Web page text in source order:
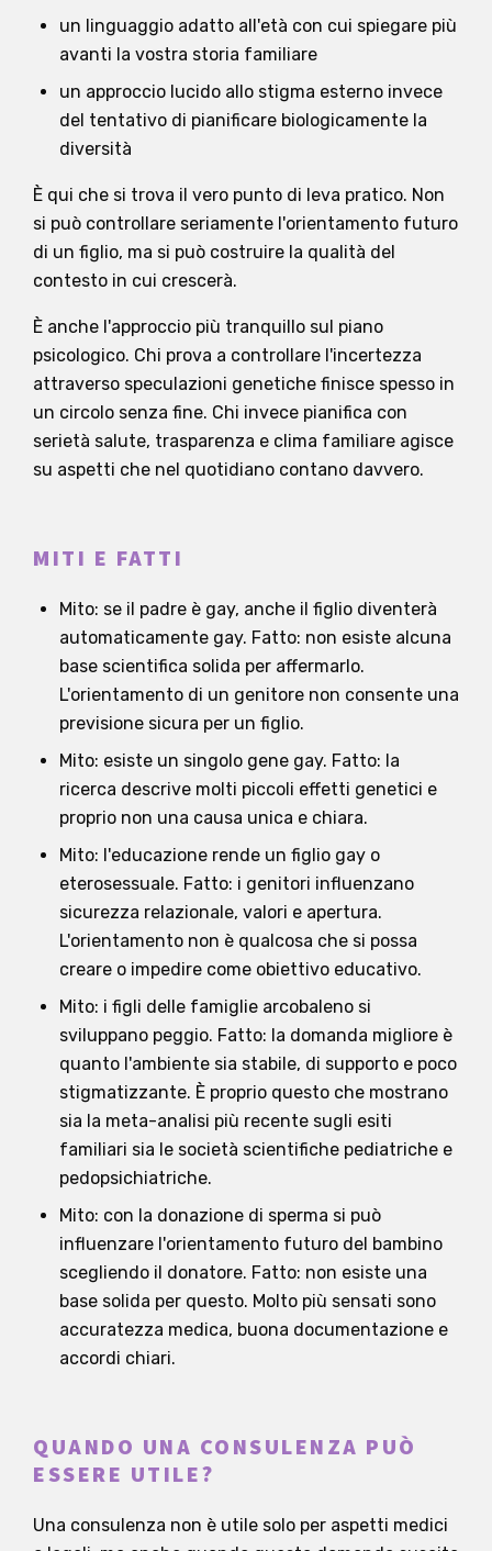
un linguaggio adatto all'età con cui spiegare più
avanti la vostra storia familiare
un approccio lucido allo stigma esterno invece
del tentativo di pianificare biologicamente la
diversità
È qui che si trova il vero punto di leva pratico. Non
si può controllare seriamente l'orientamento futuro
di un figlio, ma si può costruire la qualità del
contesto in cui crescerà.
È anche l'approccio più tranquillo sul piano
psicologico. Chi prova a controllare l'incertezza
attraverso speculazioni genetiche finisce spesso in
un circolo senza fine. Chi invece pianifica con
serietà salute, trasparenza e clima familiare agisce
su aspetti che nel quotidiano contano davvero.
MITI E FATTI
Mito: se il padre è gay, anche il figlio diventerà
automaticamente gay. Fatto: non esiste alcuna
base scientifica solida per affermarlo.
L'orientamento di un genitore non consente una
previsione sicura per un figlio.
Mito: esiste un singolo gene gay. Fatto: la
ricerca descrive molti piccoli effetti genetici e
proprio non una causa unica e chiara.
Mito: l'educazione rende un figlio gay o
eterosessuale. Fatto: i genitori influenzano
sicurezza relazionale, valori e apertura.
L'orientamento non è qualcosa che si possa
creare o impedire come obiettivo educativo.
Mito: i figli delle famiglie arcobaleno si
sviluppano peggio. Fatto: la domanda migliore è
quanto l'ambiente sia stabile, di supporto e poco
stigmatizzante. È proprio questo che mostrano
sia la meta-analisi più recente sugli esiti
familiari sia le società scientifiche pediatriche e
pedopsichiatriche.
Mito: con la donazione di sperma si può
influenzare l'orientamento futuro del bambino
scegliendo il donatore. Fatto: non esiste una
base solida per questo. Molto più sensati sono
accuratezza medica, buona documentazione e
accordi chiari.
QUANDO UNA CONSULENZA PUÒ
ESSERE UTILE?
Una consulenza non è utile solo per aspetti medici